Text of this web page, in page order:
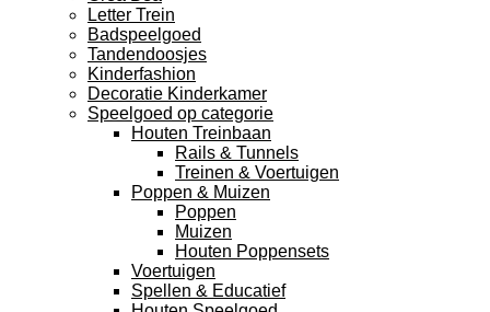
Letter Trein
Badspeelgoed
Tandendoosjes
Kinderfashion
Decoratie Kinderkamer
Speelgoed op categorie
Houten Treinbaan
Rails & Tunnels
Treinen & Voertuigen
Poppen & Muizen
Poppen
Muizen
Houten Poppensets
Voertuigen
Spellen & Educatief